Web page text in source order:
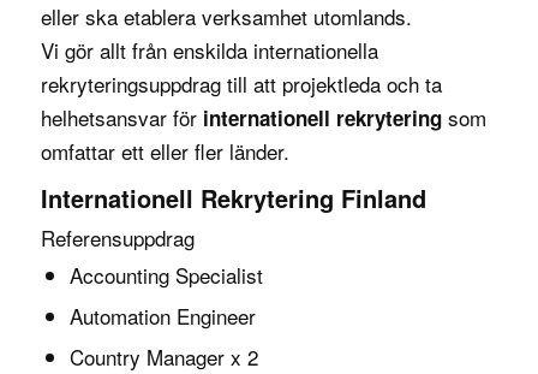
eller ska etablera verksamhet utomlands.
Vi gör allt från enskilda internationella
rekryteringsuppdrag till att projektleda och ta
helhetsansvar för internationell rekryteringsom
omfattar ett eller fler länder.
Internationell Rekrytering Finland
Referensuppdrag
Accounting Specialist
Automation Engineer
Country Manager x 2